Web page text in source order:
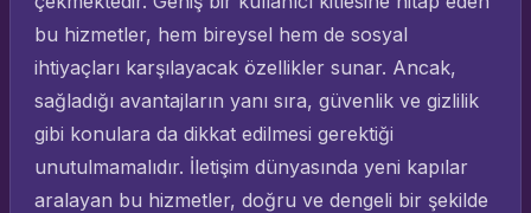
bu hizmetler, hem bireysel hem de sosyal
ihtiyaçları karşılayacak özellikler sunar. Ancak,
sağladığı avantajların yanı sıra, güvenlik ve gizlilik
gibi konulara da dikkat edilmesi gerektiği
unutulmamalıdır. İletişim dünyasında yeni kapılar
aralayan bu hizmetler, doğru ve dengeli bir şekilde